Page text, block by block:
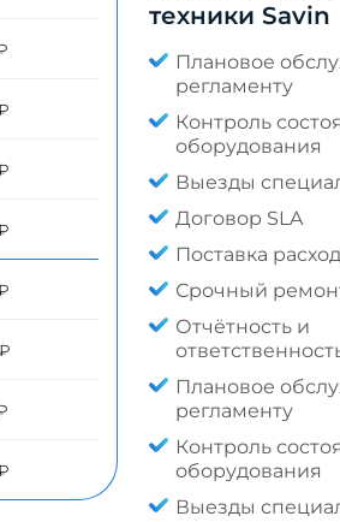
техники Savin
Плановое
регламенту
Контроль
оборудования
Выезды
Договор SLA
Поставка
Срочный
Отчётность и
Плановое
регламенту
Контроль
оборудования
Выезды